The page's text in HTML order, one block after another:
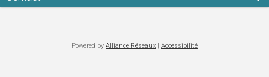
Powered by Alliance Réseaux | Accessibilité